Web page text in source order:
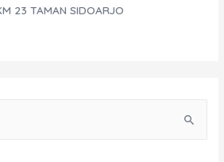
23 TAMAN SIDOARJO